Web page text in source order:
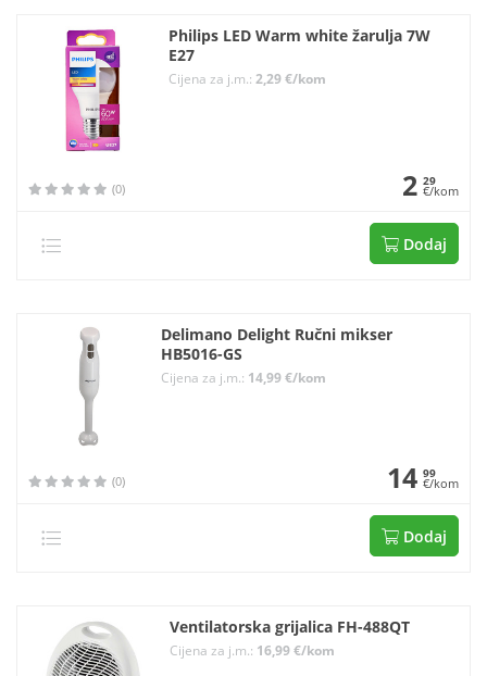
Philips LED Warm white žarulja 7W
E27
Cijena za j.m.:2,29 €/kom
(0) 2 29
€/kom
Dodaj
Delimano Delight Ručni mikser
HB5016-GS
Cijena za j.m.: 14,99 €/kom
(0) 14 99
€/kom
Dodaj
Ventilatorska grijalica FH-488QT
Cijena za j.m.: 16,99 €/kom